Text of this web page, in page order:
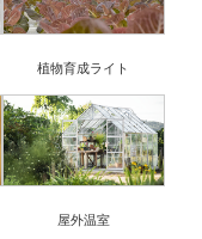
植物育成ライト
屋外温室